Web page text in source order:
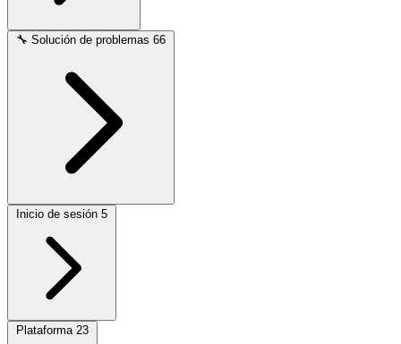
🔧 Solución de problemas 66
Inicio de sesión 5
Plataforma 23